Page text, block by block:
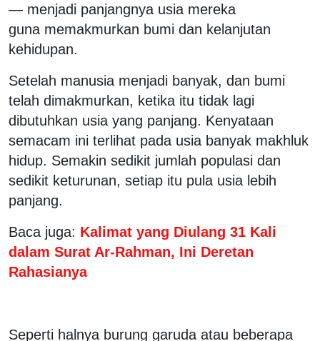
— menjadi panjangnya usia mereka
guna memakmurkan bumi dan kelanjutan
kehidupan.
Setelah manusia menjadi banyak, dan bumi
telah dimakmurkan, ketika itu tidak lagi
dibutuhkan usia yang panjang. Kenyataan
semacam ini terlihat pada usia banyak makhluk
hidup. Semakin sedikit jumlah populasi dan
sedikit keturunan, setiap itu pula usia lebih
panjang.
Baca juga: Kalimat yang Diulang 31 Kali
dalam Surat Ar-Rahman, Ini Deretan
Rahasianya
Seperti halnya burung garuda atau beberapa